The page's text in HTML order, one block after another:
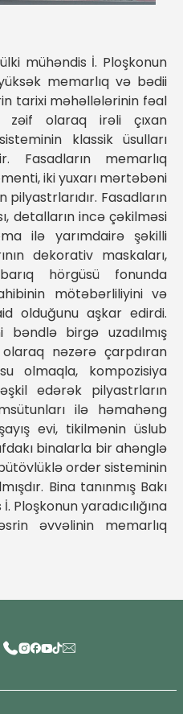
mühəndis İ. Ploşkonun
memarlıq və bədii
tarixi məhəllələrinin fəal
zəif olaraq irəli çıxan
klassik üsulları
Fasadların memarlıq
iki yuxarı mərtəbəni
Fasadların
detalların incə çəkilməsi
ilə yarımdairə şəkilli
dekorativ maskaları,
hörgüsü fonunda
mötəbərliliyini və
olduğunu aşkar edirdi.
birgə uzadılmış
nəzərə çarpdıran
olmaqla, kompozisiya
edərək pilyastrların
ilə həmahəng
evi, tikilmənin üslub
binalarla bir ahənglə
order sisteminin
Bina tanınmış Bakı
Ploşkonun yaradıcılığına
əvvəlinin memarlıq